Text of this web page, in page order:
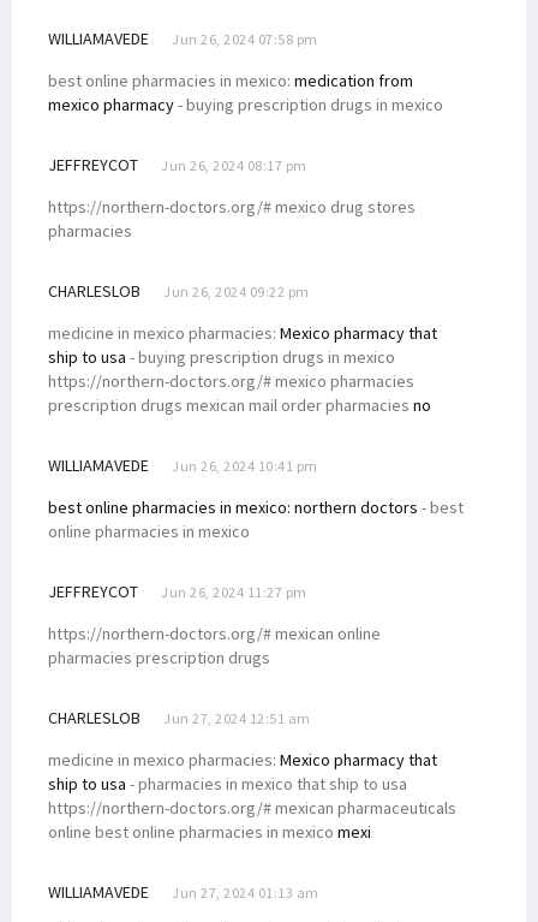
WILLIAMAVEDE Jun 26, 2024 07:58 pm
best online pharmacies in mexico: medication from
mexico pharmacy- buying prescription drugs in mexico
JEFFREYCOT Jun 26, 2024 08:17 pm
https://northern-doctors.org/# mexico drug stores
pharmacies
CHARLESLOB Jun 26, 2024 09:22 pm
medicine in mexico pharmacies: Mexico pharmacy that
ship to usa - buying prescription drugs in mexico
https://northern-doctors.org/# mexico pharmacies
prescription drugs mexican mail order pharmacies no
WILLIAMAVEDE Jun 26, 2024 10:41 pm
best online pharmacies in mexico: northern doctors - best
online pharmacies in mexico
JEFFREYCOT Jun 26, 2024 11:27 pm
https://northern-doctors.org/# mexican online
pharmacies prescription drugs
CHARLESLOB Jun 27, 2024 12:51 am
medicine in mexico pharmacies: Mexico pharmacy that
ship to usa - pharmacies in mexico that ship to usa
https://northern-doctors.org/# mexican pharmaceuticals
online best online pharmacies in mexico mexi
WILLIAMAVEDE Jun 27, 2024 01:13 am